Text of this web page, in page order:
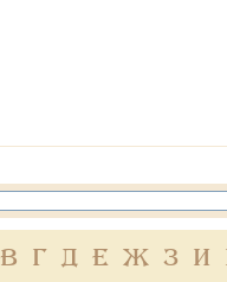
В Г Д Е Ж З И